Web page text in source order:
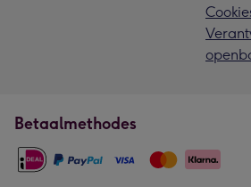
Betaalmethodes